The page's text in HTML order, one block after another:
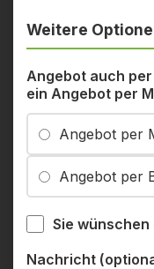
Weitere
Angebot auch
ein Angebot per
Angebot per
Angebot per
Sie
Nachricht